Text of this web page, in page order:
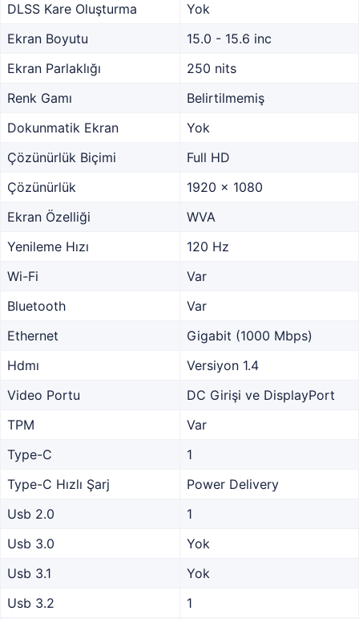
DLSS Kare Oluşturma
Yok
Ekran Boyutu
15.0 - 15.6 inc
Ekran Parlaklığı
250 nits
Renk Gamı
Belirtilmemiş
Dokunmatik Ekran
Yok
Çözünürlük Biçimi
Full HD
Çözünürlük
1920 x 1080
Ekran Özelliği
WVA
Yenileme Hızı
120 Hz
Wi-Fi
Var
Bluetooth
Var
Ethernet
Gigabit (1000 Mbps)
Hdmı
Versiyon 1.4
Video Portu
DC Girişi ve DisplayPort
TPM
Var
Type-C
1
Type-C Hızlı Şarj
Power Delivery
Usb 2.0
1
Usb 3.0
Yok
Usb 3.1
Yok
Usb 3.2
1